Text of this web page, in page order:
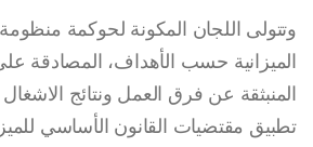
وتتولى اللجان المكونة لحوكمة
الميزانية حسب الأهداف، المصادقة
المنبثقة عن فرق العمل ونتائج
تطبيق مقتضيات القانون الأساسي